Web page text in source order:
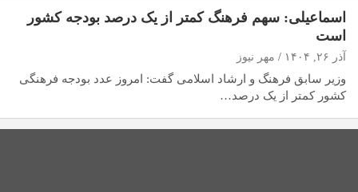
اسماعیلی: سهم فرهنگ کمتر از یک درصد بودجه کشور
است
آذر ۲۶, ۱۴۰۴ مهر نیوز
وزیر سابق فرهنگ و ارشاد اسلامی گفت: امروز عدد بودجه فرهنگی
کشور کمتر از یک درصد…